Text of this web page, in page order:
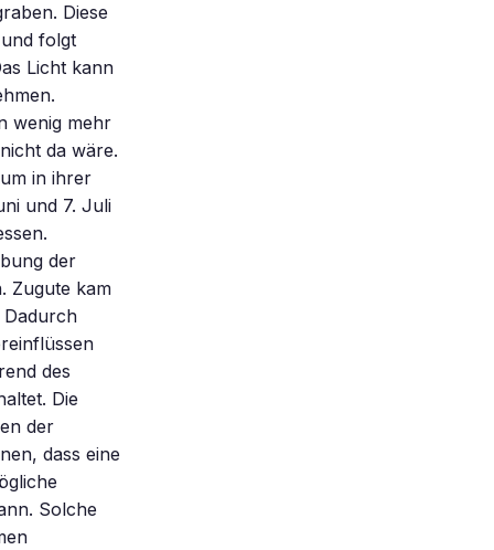
Diese
folgt
Licht kann
wenig mehr
da wäre.
in ihrer
und 7. Juli
der
Zugute kam
Dadurch
des
Die
der
dass eine
Solche